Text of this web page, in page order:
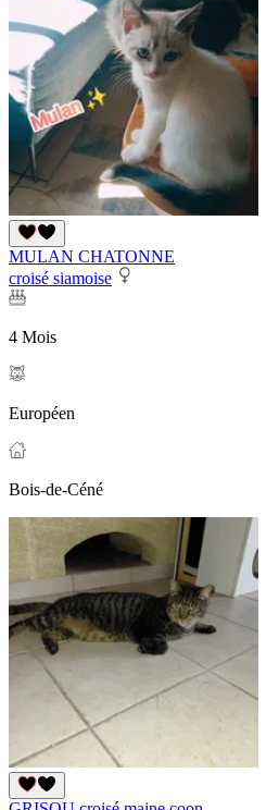
MULAN CHATONNE
croisé siamoise
4 Mois
Européen
Bois-de-Céné